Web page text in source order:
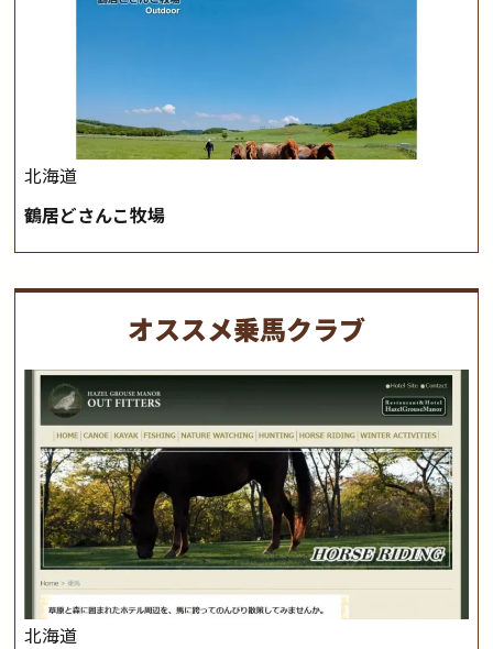
北海道
鶴居どさんこ牧場
オススメ乗馬クラブ
北海道